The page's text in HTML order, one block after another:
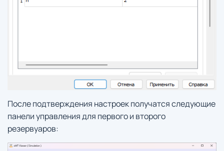
После подтверждения настроек получатся следующие
панели управления для первого и второго
резервуаров: